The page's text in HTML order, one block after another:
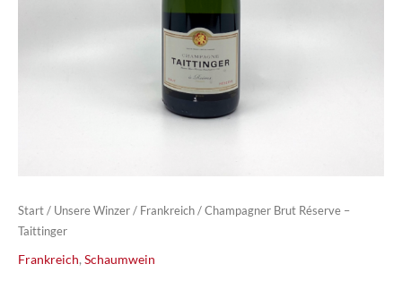
Start / Unsere Winzer / Frankreich / Champagner Brut Réserve –
Taittinger
Frankreich, Schaumwein